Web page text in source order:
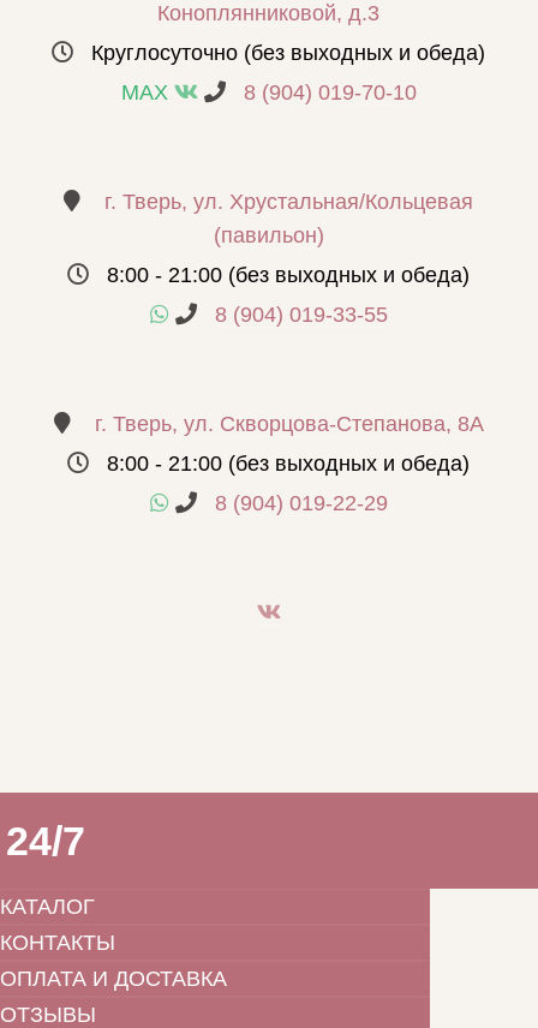
Коноплянниковой, д.3
Круглосуточно (без выходных и обеда)
MAX
8 (904) 019-70-10
г. Тверь, ул. Хрустальная/Кольцевая
(павильон)
8:00 - 21:00 (без выходных и обеда)
8 (904) 019-33-55
г. Тверь, ул. Скворцова-Степанова, 8А
8:00 - 21:00 (без выходных и обеда)
8 (904) 019-22-29
24/7
КАТАЛОГ
КОНТАКТЫ
ОПЛАТА И ДОСТАВКА
ОТЗЫВЫ